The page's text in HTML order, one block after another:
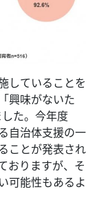
していることを
興味がないた
た。今年度
自治体支援の一
ことが発表され
おりますが、そ
可能性もあるよ